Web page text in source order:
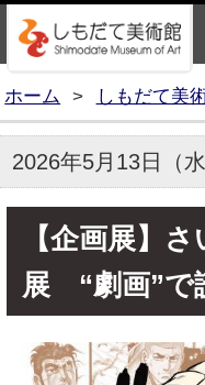
ホーム > しもだて美
2026年5月13日（
【企画展】
展 “劇画”で